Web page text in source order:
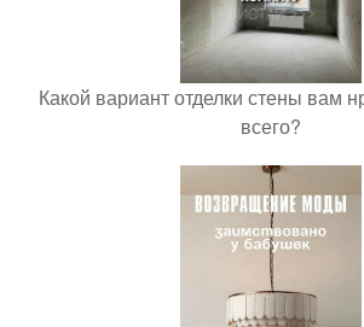
Какой вариант отделки стены вам
всего?